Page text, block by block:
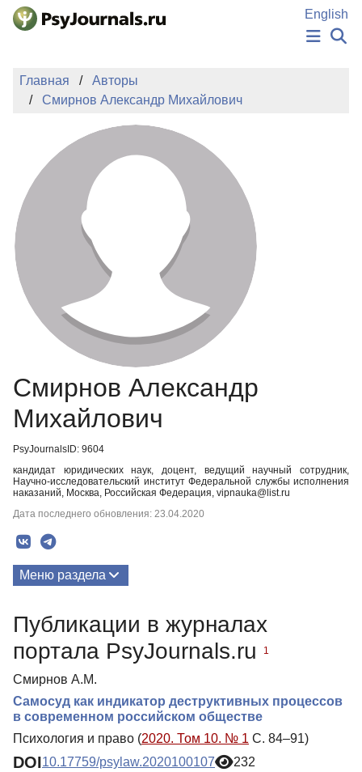
Перейти к основному содержанию
English
ИЗДАНИЯ
АВТОРЫ
ПОДАТЬ РУКОПИСЬ
БАЗА ЗНАНИЙ
КЛЮЧЕВЫЕ СЛОВА
Регистрация
Главная
Авторы
Смирнов Александр Михайлович
Смирнов Александр
Михайлович
PsyJournalsID: 9604
кандидат юридических наук, доцент, ведущий научный сотрудник,
Научно-исследовательский институт Федеральной службы исполнения
наказаний, Москва, Российская Федерация, vipnauka@list.ru
Дата последнего обновления: 23.04.2020
Меню раздела
Публикации в журналах
портала PsyJournals.ru
1
Смирнов А.М.
Самосуд как индикатор деструктивных процессов
в современном российском обществе
Психология и право (2020. Том 10. № 1 С. 84–91)
DOI10.17759/psylaw.2020100107 232